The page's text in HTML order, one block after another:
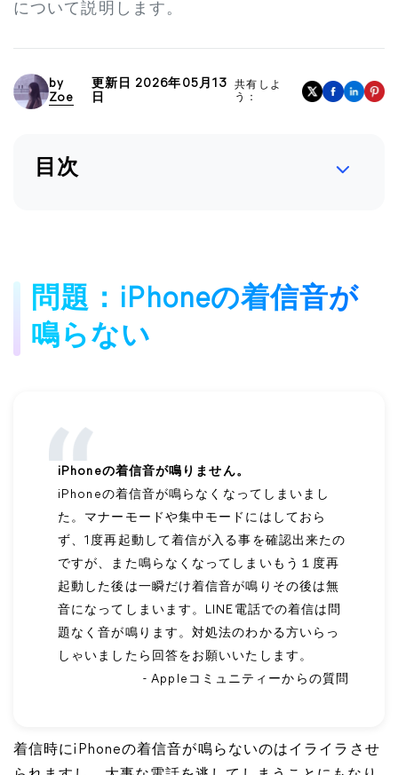
について説明します。
by
Zoe
更新日 2026年05月13
日
共有しよ
う：
目次
問題：iPhoneの着信音が
鳴らない
iPhoneの着信音が鳴りません。
iPhoneの着信音が鳴らなくなってしまいまし
た。マナーモードや集中モードにはしておら
ず、1度再起動して着信が入る事を確認出来たの
ですが、また鳴らなくなってしまいもう１度再
起動した後は一瞬だけ着信音が鳴りその後は無
音になってしまいます。LINE電話での着信は問
題なく音が鳴ります。対処法のわかる方いらっ
しゃいましたら回答をお願いいたします。
- Appleコミュニティーからの質問
着信時にiPhoneの着信音が鳴らないのはイライラさせ